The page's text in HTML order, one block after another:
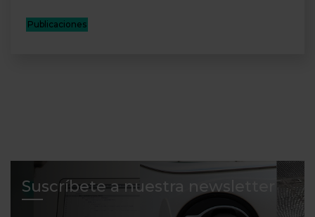
Publicaciones
Suscríbete a nuestra newsletter